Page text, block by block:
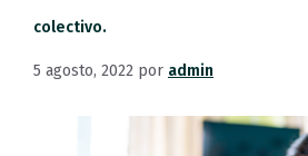
colectivo.
5 agosto, 2022 por admin